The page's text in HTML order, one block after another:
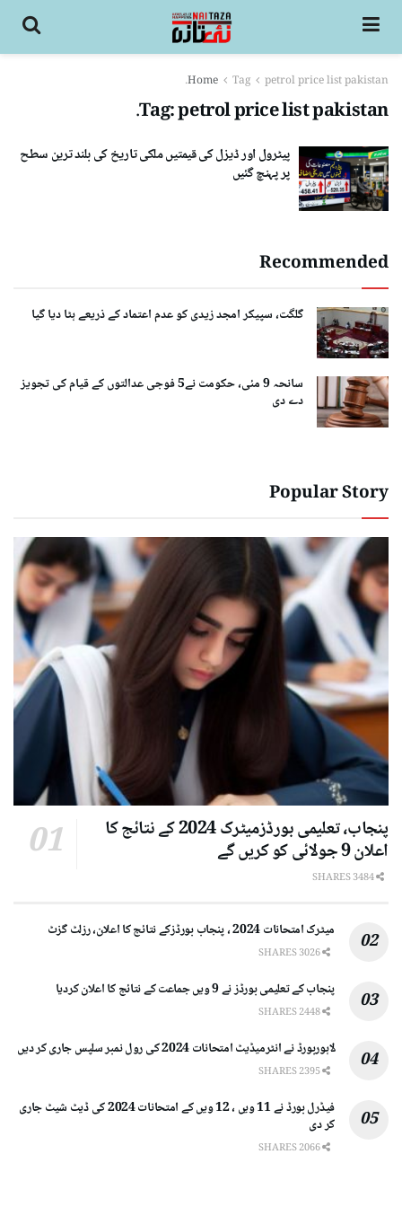
Home Tag petrol price list pakistan.
Tag:petrol price list pakistan.
پیٹرول اور ڈیزل کی قیمتیں ملکی تاریخ کی بلند ترین سطح
پر پہنچ گئیں
Recommended
گلگت، سپیکر امجد زیدی کو عدم اعتماد کے ذریعے ہٹا دیا گیا
سانحہ 9 مئی، حکومت نے5 فوجی عدالتوں کے قیام کی تجویز
دے دی
Popular Story
پنجاب، تعلیمی بورڈزمیٹرک 2024 کے نتائج کا
اعلان 9 جولائی کو کریں گے
میٹرک امتحانات 2024 ، پنجاب بورڈزکے نتائج کا اعلان، رزلٹ گزٹ
پنجاب کے تعلیمی بورڈز نے 9 ویں جماعت کے نتائج کا اعلان کردیا
لاہوربورڈ نے انٹرمیڈیٹ امتحانات 2024 کی رول نمبر سلپس جاری کر دیں
فیڈرل بورڈ نے 11 ویں ، 12 ویں کے امتحانات 2024 کی ڈیٹ شیٹ جاری
کر دی